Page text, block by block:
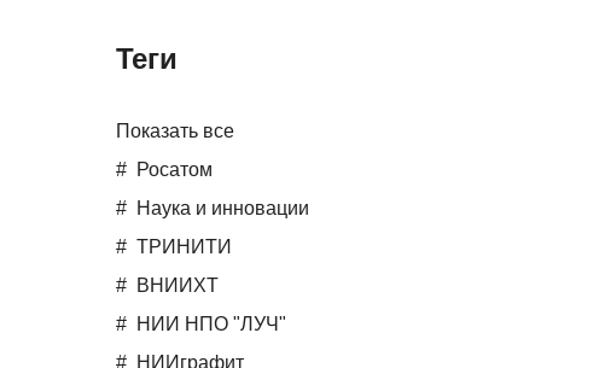
Teги
Показать все
Росатом
Наука и инновации
ТРИНИТИ
ВНИИХТ
НИИ НПО "ЛУЧ"
НИИграфит